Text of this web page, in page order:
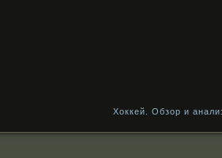
Хоккей. Обзор и